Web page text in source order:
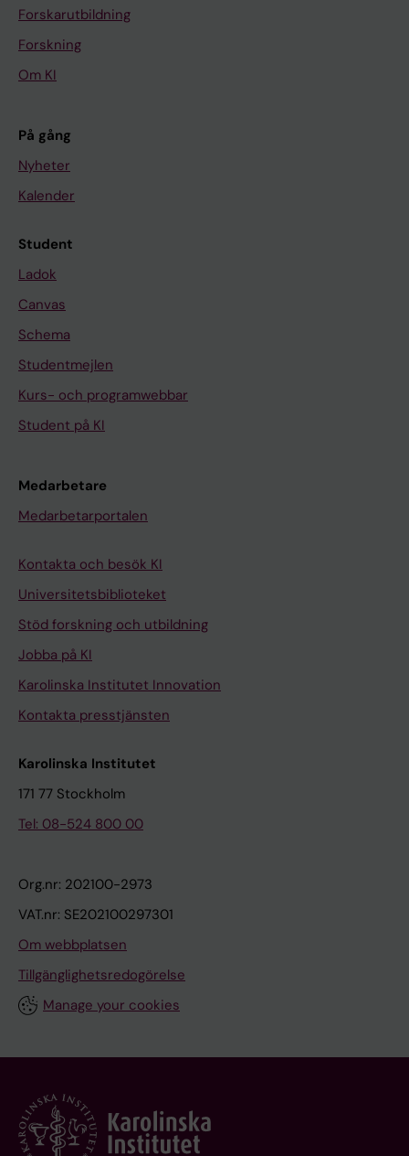
Forskarutbildning
Forskning
Om KI
På gång
Nyheter
Kalender
Student
Ladok
Canvas
Schema
Studentmejlen
Kurs- och programwebbar
Student på KI
Medarbetare
Medarbetarportalen
Kontakta och besök KI
Universitetsbiblioteket
Stöd forskning och utbildning
Jobba på KI
Karolinska Institutet Innovation
Kontakta presstjänsten
Karolinska Institutet
171 77 Stockholm
Tel: 08-524 800 00
Org.nr: 202100-2973
VAT.nr: SE202100297301
Om webbplatsen
Tillgänglighetsredogörelse
Manage your cookies